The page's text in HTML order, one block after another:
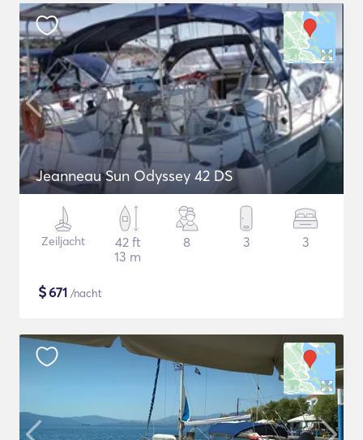
Jeanneau Sun Odyssey 42 DS
Zeiljacht
42 ft
13 m
8 3 3
$671 /nacht